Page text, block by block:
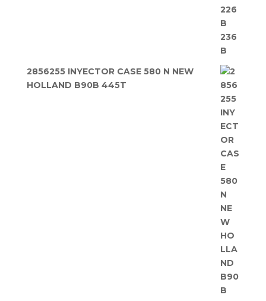
2856255 INYECTOR CASE 580 N NEW
HOLLAND B90B 445T